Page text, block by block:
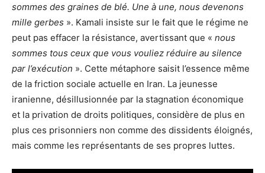
sommes des graines de blé. Une à une, nous devenons
mille gerbes ». Kamali insiste sur le fait que le régime ne
peut pas effacer la résistance, avertissant que « nous
sommes tous ceux que vous vouliez réduire au silence
par l’exécution ». Cette métaphore saisit l’essence même
de la friction sociale actuelle en Iran. La jeunesse
iranienne, désillusionnée par la stagnation économique
et la privation de droits politiques, considère de plus en
plus ces prisonniers non comme des dissidents éloignés,
mais comme les représentants de ses propres luttes.